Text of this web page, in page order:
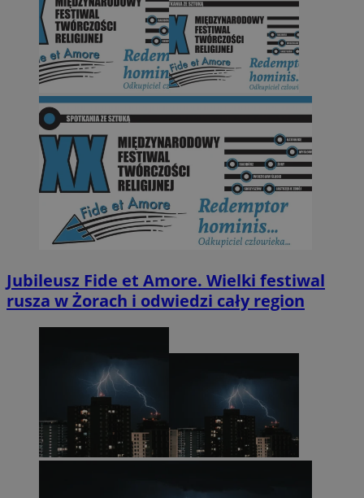
Jubileusz Fide et Amore. Wielki festiwal
rusza w Żorach i odwiedzi cały region